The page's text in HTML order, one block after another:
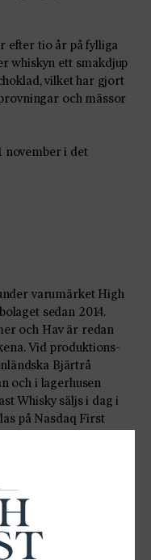
efter tio år på fylliga
whiskyn ett smakdjup
vilket har gjort
och mässor
november i det
varumärket High
sedan 2014.
och Hav är redan
Vid produktions-
Bjärtrå
och i lagerhusen
Whisky säljs i dag i
på Nasdaq First
sysselsätter
Certified Adviser